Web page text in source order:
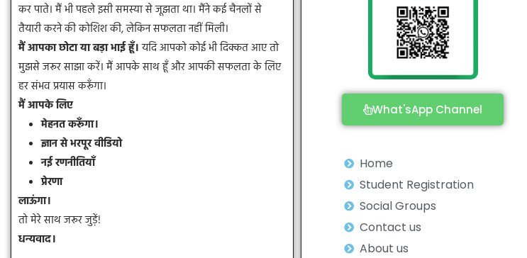
कर पाते। मैं भी पहले इसी समस्या से जूझता था। मैंने कई चैनलों से
तैयारी करने की कोशिश की, लेकिन सफलता नहीं मिली।
मैं आपका छोटा या बड़ा भाई हूँ।यदि आपको कोई भी दिक्कत आए तो
मुझसे जरूर साझा करें। मैं आपके साथ हूँ और आपकी सफलता के लिए
हर संभव प्रयास करूँगा।
मैं आपके लिए
मेहनत करूँगा।
ज्ञान से भरपूर वीडियो
नई रणनीतियाँ
प्रेरणा
लाऊंगा।
तो मेरे साथ जरूर जुड़ें!
धन्यवाद।
What'sApp Channel
Home
Student Registration
Social Groups
Contact us
About us